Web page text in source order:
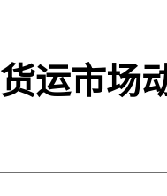
货运市场